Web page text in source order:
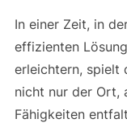
In einer Zeit, in
effizienten
erleichtern, spielt
nicht nur der Ort,
Fähigkeiten